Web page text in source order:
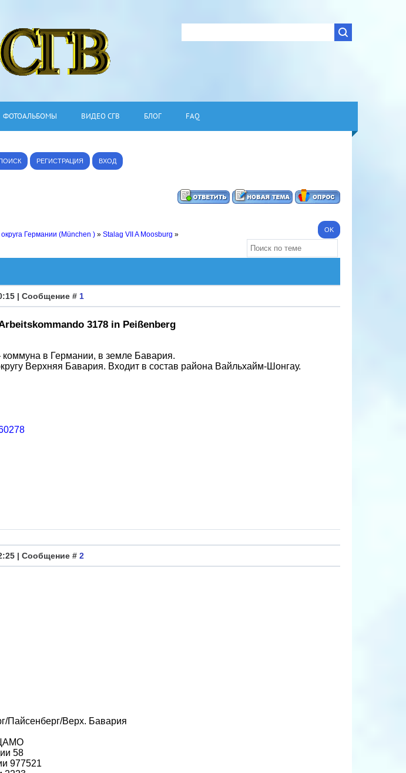
ФОТОАЛЬБОМЫ ВИДЕО СГВ БЛОГ FAQ
РЕГИСТРАЦИЯ ВХОД
Германии (München ) » Stalag VII A Moosburg »
| Сообщение # 1
3178 in Peißenberg
в Германии, в земле Бавария.
Верхняя Бавария. Входит в состав района Вайльхайм-Шонгау.
| Сообщение # 2
Пайсенберг/Верх. Бавария
58
977521